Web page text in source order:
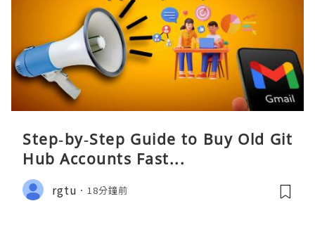
Step‑by‑Step Guide to Buy Old Git
Hub Accounts Fast...
rgtu 18分鐘前